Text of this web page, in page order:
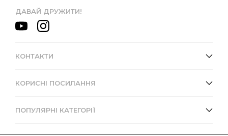
ДАВАЙ ДРУЖИТИ!
КОНТАКТИ
КОРИСНІ ПОСИЛАННЯ
ПОПУЛЯРНІ КАТЕГОРІЇ